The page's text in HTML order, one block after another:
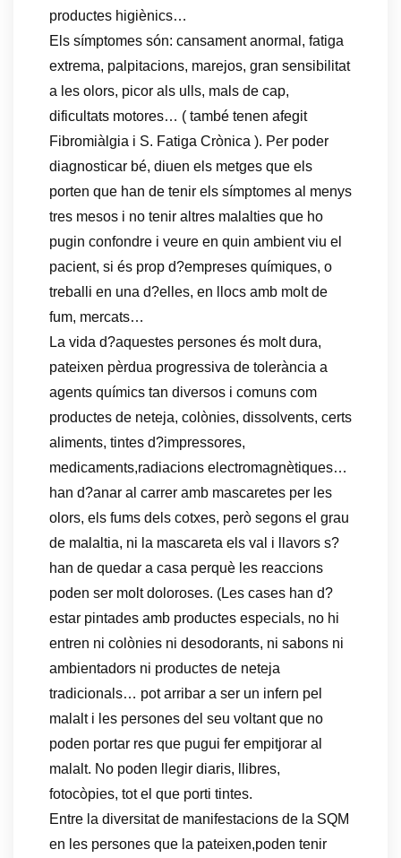
productes higiènics…
Els símptomes són: cansament anormal, fatiga
extrema, palpitacions, marejos, gran sensibilitat
a les olors, picor als ulls, mals de cap,
dificultats motores… ( també tenen afegit
Fibromiàlgia i S. Fatiga Crònica ). Per poder
diagnosticar bé, diuen els metges que els
porten que han de tenir els símptomes al menys
tres mesos i no tenir altres malalties que ho
pugin confondre i veure en quin ambient viu el
pacient, si és prop d?empreses químiques, o
treballi en una d?elles, en llocs amb molt de
fum, mercats…
La vida d?aquestes persones és molt dura,
pateixen pèrdua progressiva de tolerància a
agents químics tan diversos i comuns com
productes de neteja, colònies, dissolvents, certs
aliments, tintes d?impressores,
medicaments,radiacions electromagnètiques…
han d?anar al carrer amb mascaretes per les
olors, els fums dels cotxes, però segons el grau
de malaltia, ni la mascareta els val i llavors s?
han de quedar a casa perquè les reaccions
poden ser molt doloroses. (Les cases han d?
estar pintades amb productes especials, no hi
entren ni colònies ni desodorants, ni sabons ni
ambientadors ni productes de neteja
tradicionals… pot arribar a ser un infern pel
malalt i les persones del seu voltant que no
poden portar res que pugui fer empitjorar al
malalt. No poden llegir diaris, llibres,
fotocòpies, tot el que porti tintes.
Entre la diversitat de manifestacions de la SQM
en les persones que la pateixen,poden tenir